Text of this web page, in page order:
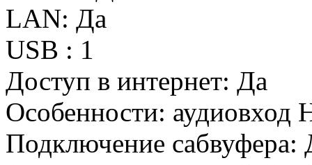
LAN: Да
USB : 1
Доступ в интернет: Да
Особенности: аудиовход
Подключение сабвуфера: